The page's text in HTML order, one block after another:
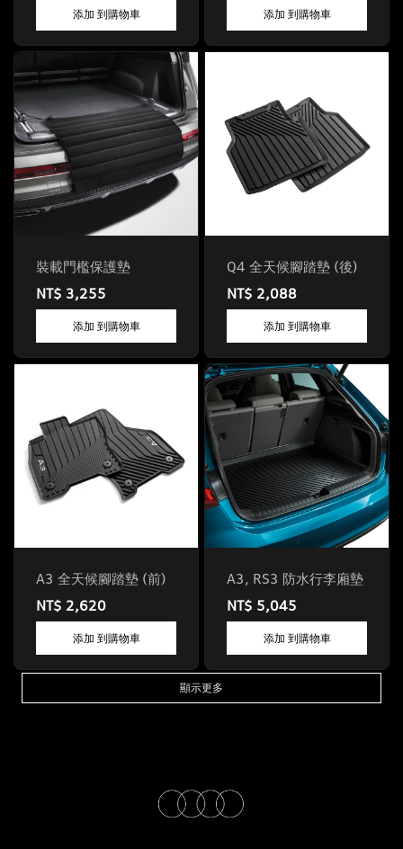
添加 到購物車 添加 到購物車
裝載門檻保護墊
NT$ 3,255
添加 到購物車
Q4 全天候腳踏墊 (後)
NT$ 2,088
添加 到購物車
A3 全天候腳踏墊 (前)
NT$ 2,620
添加 到購物車
A3, RS3 防水行李廂墊
NT$ 5,045
添加 到購物車
顯示更多